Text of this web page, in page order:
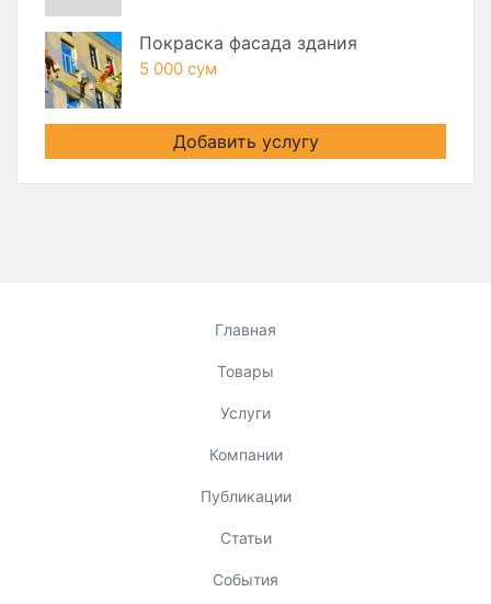
Покраска фасада здания
5 000 сум
Добавить услугу
Главная
Товары
Услуги
Компании
Публикации
Статьи
События